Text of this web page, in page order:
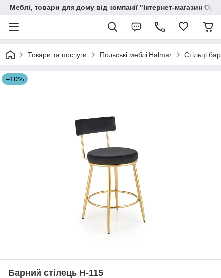
Меблі, товари для дому від компанії "Інтернет-магазин
Товари та послуги Польські меблі Halmar Стільці
–10%
Барний стілець H-115